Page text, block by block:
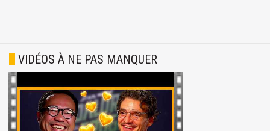
VIDÉOS À NE PAS MANQUER